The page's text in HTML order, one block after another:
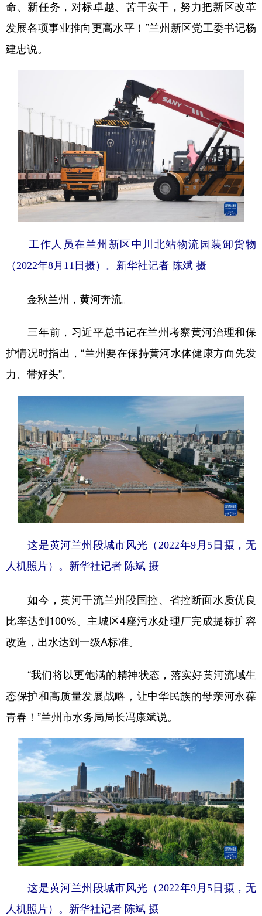
命、新任务，对标卓越、苦干实干，努力把新区改革
发展各项事业推向更高水平！”兰州新区党工委书记杨
建忠说。
工作人员在兰州新区中川北站物流园装卸货物
（2022年8月11日摄）。新华社记者 陈斌 摄
金秋兰州，黄河奔流。
三年前，习近平总书记在兰州考察黄河治理和保
护情况时指出，“兰州要在保持黄河水体健康方面先发
力、带好头”。
这是黄河兰州段城市风光（2022年9月5日摄，无
人机照片）。新华社记者 陈斌 摄
如今，黄河干流兰州段国控、省控断面水质优良
比率达到100%。主城区4座污水处理厂完成提标扩容
改造，出水达到一级A标准。
“我们将以更饱满的精神状态，落实好黄河流域生
态保护和高质量发展战略，让中华民族的母亲河永葆
青春！”兰州市水务局局长冯康斌说。
这是黄河兰州段城市风光（2022年9月5日摄，无
人机照片）。新华社记者 陈斌 摄